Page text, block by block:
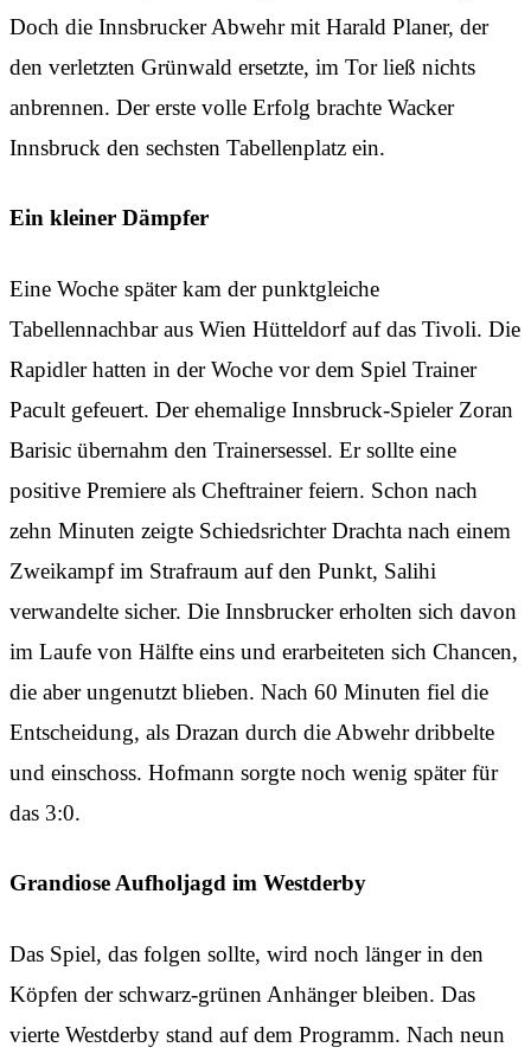
Doch die Innsbrucker Abwehr mit Harald Planer, der
den verletzten Grünwald ersetzte, im Tor ließ nichts
anbrennen. Der erste volle Erfolg brachte Wacker
Innsbruck den sechsten Tabellenplatz ein.
Ein kleiner Dämpfer
Eine Woche später kam der punktgleiche
Tabellennachbar aus Wien Hütteldorf auf das Tivoli. Die
Rapidler hatten in der Woche vor dem Spiel Trainer
Pacult gefeuert. Der ehemalige Innsbruck-Spieler Zoran
Barisic übernahm den Trainersessel. Er sollte eine
positive Premiere als Cheftrainer feiern. Schon nach
zehn Minuten zeigte Schiedsrichter Drachta nach einem
Zweikampf im Strafraum auf den Punkt, Salihi
verwandelte sicher. Die Innsbrucker erholten sich davon
im Laufe von Hälfte eins und erarbeiteten sich Chancen,
die aber ungenutzt blieben. Nach 60 Minuten fiel die
Entscheidung, als Drazan durch die Abwehr dribbelte
und einschoss. Hofmann sorgte noch wenig später für
das 3:0.
Grandiose Aufholjagd im Westderby
Das Spiel, das folgen sollte, wird noch länger in den
Köpfen der schwarz-grünen Anhänger bleiben. Das
vierte Westderby stand auf dem Programm. Nach neun